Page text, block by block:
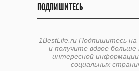
ПОДПИШИТЕСЬ
1BestLife.ru Подпишитесь
и получите вдвое больше
интересной
социальных